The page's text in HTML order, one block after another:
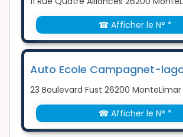
☎ Afficher le N° *
Auto Ecole Campagnet-
23 Boulevard Fust 26200 MonteLimar
☎ Afficher le N° *